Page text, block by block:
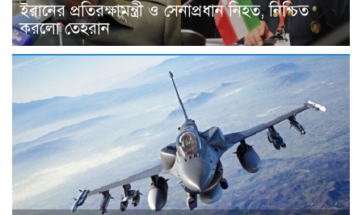
ইরানের প্রতিরক্ষামন্ত্রী ও সেনাপ্রধান নিহত, নিশ্চিত
করলো তেহরান